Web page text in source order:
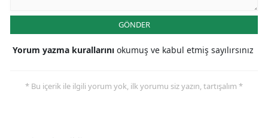
GÖNDER
Yorum yazma kurallarını okumuş ve kabul etmiş sayılırsınız
* Bu içerik ile ilgili yorum yok, ilk yorumu siz yazın, tartışalım *